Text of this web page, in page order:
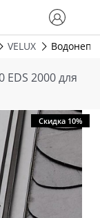
VELUX
2000 для
Скидка 10%